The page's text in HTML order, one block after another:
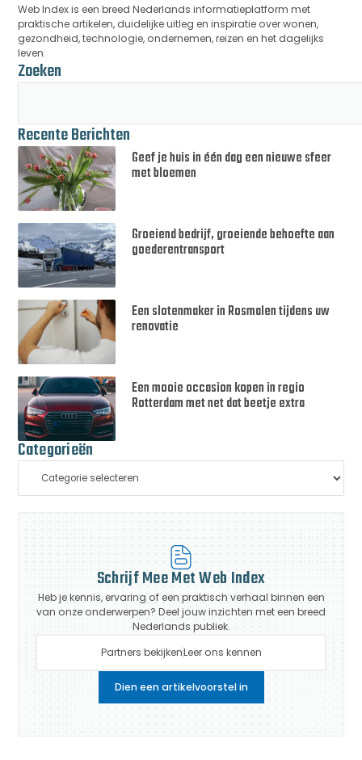
Web Index is een breed Nederlands informatieplatform met
praktische artikelen, duidelijke uitleg en inspiratie over wonen,
gezondheid, technologie, ondernemen, reizen en het dagelijks
leven.
Zoeken
Recente Berichten
Geef je huis in één dag een nieuwe sfeer
met bloemen
Groeiend bedrijf, groeiende behoefte aan
goederentransport
Een slotenmaker in Rosmalen tijdens uw
renovatie
Een mooie occasion kopen in regio
Rotterdam met net dat beetje extra
Categorieën
Schrijf Mee Met Web Index
Heb je kennis, ervaring of een praktisch verhaal binnen een
van onze onderwerpen? Deel jouw inzichten met een breed
Nederlands publiek.
Partners bekijkenLeer ons kennen
Dien een artikelvoorstel in